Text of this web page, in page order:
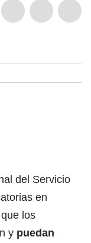
del Servicio
en
los
y puedan